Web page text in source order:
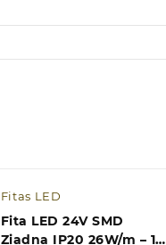
Fitas LED
Fita LED 24V SMD
Ziadna IP20 26W/m – 10